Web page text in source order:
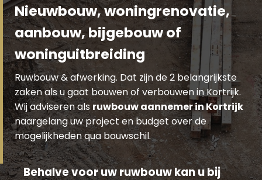
Nieuwbouw, woningrenovatie,
aanbouw, bijgebouw of
woninguitbreiding
Ruwbouw & afwerking. Dat zijn de 2 belangrijkste
zaken als u gaat bouwen of verbouwen in Kortrijk.
Wij adviseren als ruwbouw aannemer in Kortrijk
naargelang uw project en budget over de
mogelijkheden qua bouwschil.
Behalve voor uw ruwbouw kan u bij